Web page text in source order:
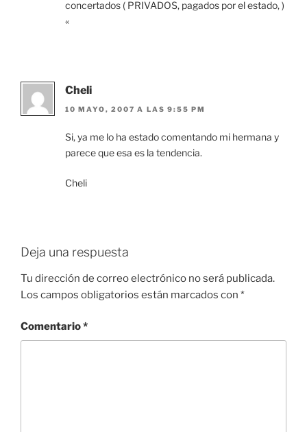
concertados ( PRIVADOS, pagados por el estado, )
«
Cheli
10 MAYO, 2007 A LAS 9:55 PM
Si, ya me lo ha estado comentando mi hermana y
parece que esa es la tendencia.
Cheli
Deja una respuesta
Tu dirección de correo electrónico no será publicada.
Los campos obligatorios están marcados con *
Comentario*